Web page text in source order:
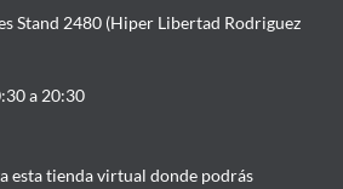
Stand 2480 (Hiper Libertad Rodriguez
a 20:30
esta tienda virtual donde podrás